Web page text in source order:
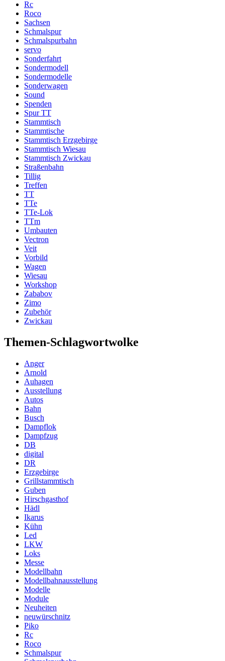
Rc
Roco
Sachsen
Schmalspur
Schmalspurbahn
servo
Sonderfahrt
Sondermodell
Sondermodelle
Sonderwagen
Sound
Spenden
Spur TT
Stammtisch
Stammtische
Stammtisch Erzgebirge
Stammtisch Wiesau
Stammtisch Zwickau
Straßenbahn
Tillig
Treffen
TT
TTe
TTe-Lok
TTm
Umbauten
Vectron
Veit
Vorbild
Wagen
Wiesau
Workshop
Zababov
Zimo
Zubehör
Zwickau
Themen-Schlagwortwolke
Anger
Arnold
Auhagen
Ausstellung
Autos
Bahn
Busch
Dampflok
Dampfzug
DB
digital
DR
Erzgebirge
Grillstammtisch
Guben
Hirschgasthof
Hädl
Ikarus
Kühn
Led
LKW
Loks
Messe
Modellbahn
Modellbahnausstellung
Modelle
Module
Neuheiten
neuwürschnitz
Piko
Rc
Roco
Schmalspur